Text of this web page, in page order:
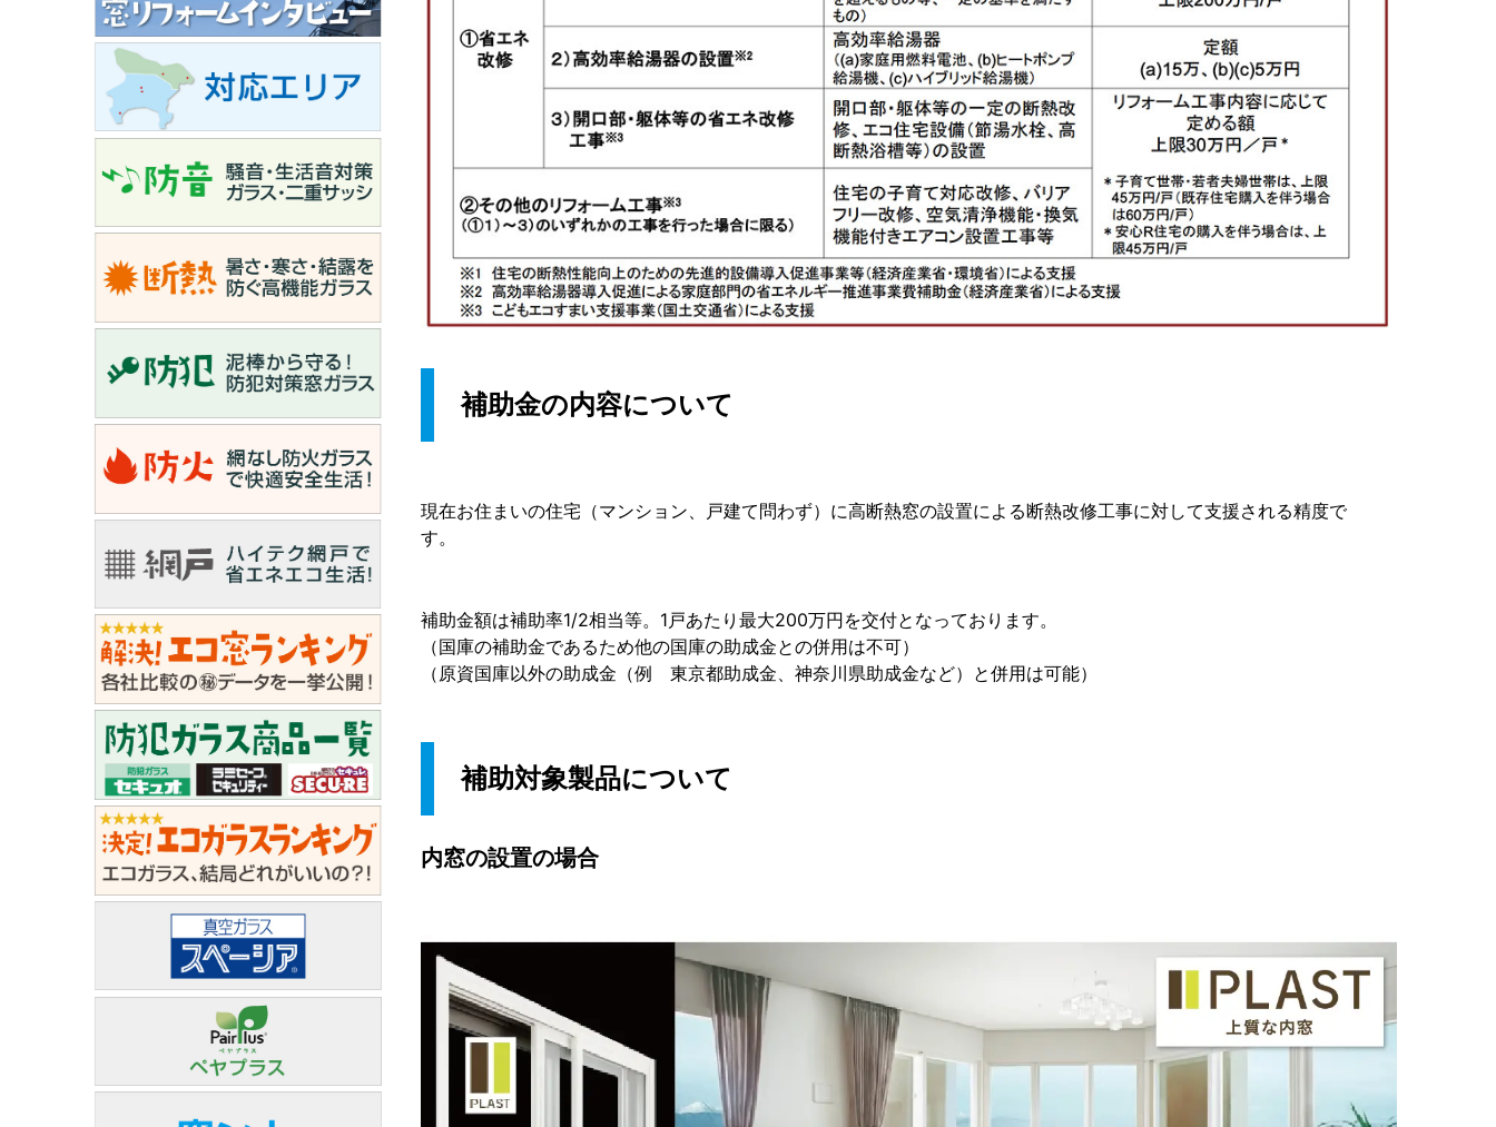
補助金の内容について
現在お住まいの住宅（マンション、戸建て問わず）に高断熱窓の設置による断熱改修工事に対して支援される精度で
す。
補助金額は補助率1/2相当等。1戸あたり最大200万円を交付となっております。
（国庫の補助金であるため他の国庫の助成金との併用は不可）
（原資国庫以外の助成金（例 東京都助成金、神奈川県助成金など）と併用は可能）
補助対象製品について
内窓の設置の場合